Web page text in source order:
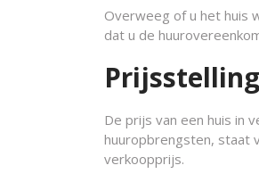
Overweeg of u het huis
dat u de
Prijsstelling
De prijs van een huis in
huuropbrengsten, staat
verkoopprijs.